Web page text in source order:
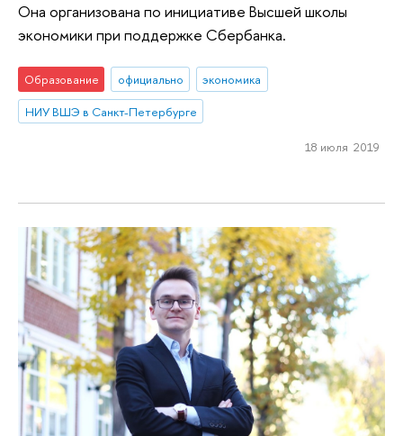
Она организована по инициативе Высшей школы
экономики при поддержке Сбербанка.
Образование официально
экономика
НИУ ВШЭ в Санкт-Петербурге
18 июля 2019